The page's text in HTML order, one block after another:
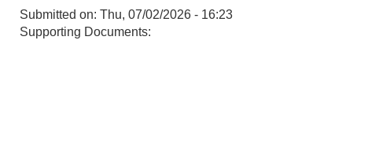
Submitted on: Thu, 07/02/2026 - 16:23
Supporting Documents: